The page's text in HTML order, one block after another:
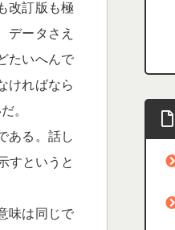
改訂版も極
データさえ
たいへんで
ければなら
。
ある。話し
すというと
味は同じで